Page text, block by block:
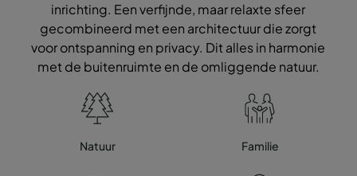
inrichting. Een verfijnde, maar relaxte sfeer
gecombineerd met een architectuur die zorgt
voor ontspanning en privacy. Dit alles in harmonie
met de buitenruimte en de omliggende natuur.
Natuur Familie